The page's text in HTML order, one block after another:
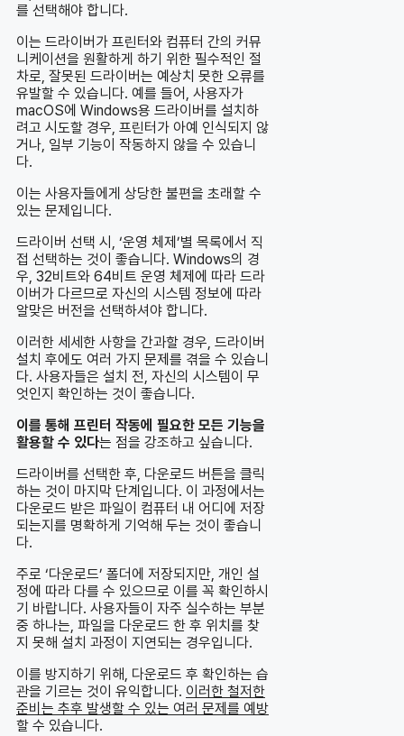
를 선택해야 합니다.
이는 드라이버가 프린터와 컴퓨터 간의 커뮤
니케이션을 원활하게 하기 위한 필수적인 절
차로, 잘못된 드라이버는 예상치 못한 오류를
유발할 수 있습니다. 예를 들어, 사용자가
macOS에 Windows용 드라이버를 설치하
려고 시도할 경우, 프린터가 아예 인식되지 않
거나, 일부 기능이 작동하지 않을 수 있습니
다.
이는 사용자들에게 상당한 불편을 초래할 수
있는 문제입니다.
드라이버 선택 시, ‘운영 체제’별 목록에서 직
접 선택하는 것이 좋습니다. Windows의 경
우, 32비트와 64비트 운영 체제에 따라 드라
이버가 다르므로 자신의 시스템 정보에 따라
알맞은 버전을 선택하셔야 합니다.
이러한 세세한 사항을 간과할 경우, 드라이버
설치 후에도 여러 가지 문제를 겪을 수 있습니
다. 사용자들은 설치 전, 자신의 시스템이 무
엇인지 확인하는 것이 좋습니다.
이를 통해 프린터 작동에 필요한 모든 기능을
활용할 수 있다는 점을 강조하고 싶습니다.
드라이버를 선택한 후, 다운로드 버튼을 클릭
하는 것이 마지막 단계입니다. 이 과정에서는
다운로드 받은 파일이 컴퓨터 내 어디에 저장
되는지를 명확하게 기억해 두는 것이 좋습니
다.
주로 ‘다운로드’ 폴더에 저장되지만, 개인 설
정에 따라 다를 수 있으므로 이를 꼭 확인하시
기 바랍니다. 사용자들이 자주 실수하는 부분
중 하나는, 파일을 다운로드 한 후 위치를 찾
지 못해 설치 과정이 지연되는 경우입니다.
이를 방지하기 위해, 다운로드 후 확인하는 습
관을 기르는 것이 유익합니다. 이러한 철저한
준비는 추후 발생할 수 있는 여러 문제를 예방
할 수 있습니다.